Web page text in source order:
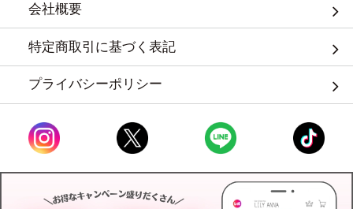
会社概要
特定商取引に基づく表記
プライバシーポリシー